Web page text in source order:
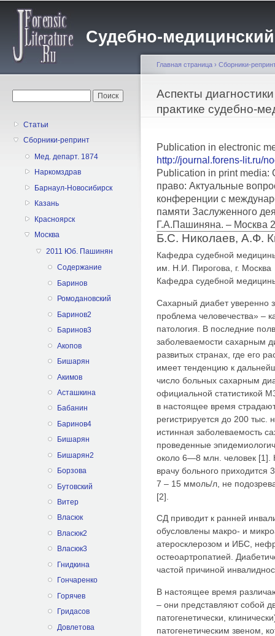
Судебно-
Статьи
Сборники-репринт
Мед. департ. 1874
Наркомздрав
Барнаул-Новосибирск
Казань
Красноярск
Москва
2011 Юб. Пашинян
Содержание
Баринов
Ромодановский
Баринов2
Баринов3
Акопов
Бишарян
Акимов
Асташкина
Бабанин
Баринов4
Бишарян
Бишарян2
Борзова
Бутовский
Витер
Власюк
Власюк2
Власюк3
Гнидкина
Гончаренко
Горячев
Гридасов
Довлетова
Вы здесь
Главная страница › Сборники-
Аспекты
практике судебно-
Publication in electronic
http://journal.forens-lit.ru/
Publication in print media:
право: Актуальные
конференции с
памяти Заслуженного
Г.А.Пашиняна. – Москва
Б.С. Николаев, А.Ф.
Кафедра судебной
им. Н.И. Пирогова, г. Москва
Кафедра судебной
Сахарный диабет уверенно
проблема человечества» –
патология. В последние
заболеваемости сахарным
развитых странах, где его
имеет тенденцию к
число больных сахарным
официальной статистикой
в настоящее время
регистрируется до 200 тыс.
истинная заболеваемость
проведенные
около 6—8 млн. человек [1].
врачу больного приходится
7 – 15 ммоль/л, не
[2].
СД приводит к ранней
обусловлены макро- и
атеросклерозом и ИБС,
остеоартропатией.
частой причиной
В настоящее время
– они представляют собой
патогенетически,
патогенетическим звеном,